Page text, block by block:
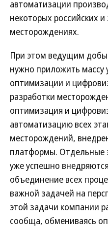
автоматизации
некоторых российских
месторождениях.
При этом ведущим
нужно приложить массу
оптимизации и
разработки
оптимизация и
автоматизацию всех
месторождений,
платформы. Отдельные
уже успешно
объединение всех
важной задачей на
этой задачи компании
сообща, обмениваясь